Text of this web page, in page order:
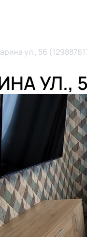
ул., 56
УЛ.,